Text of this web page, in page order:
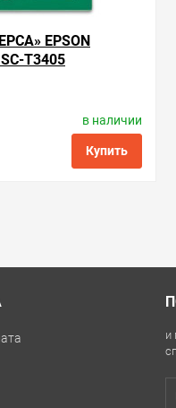
EPSON
SC-T3405
в наличии
Купить
Apex Microelectronics
ce.t6997
и